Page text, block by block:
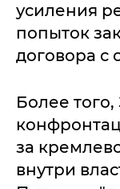
усиления
попыток
договора с
Более
за
внутри